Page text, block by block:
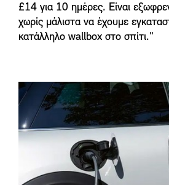
£14 για 10 ημέρες. Είναι
χωρίς μάλιστα να έχουμε
κατάλληλο wallbox στο σπίτι."